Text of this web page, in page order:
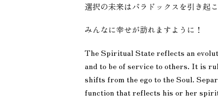
選択の未来はパラドックスを引き起
みんなに幸せが訪れますように！
The Spiritual State reflects an
and to be of service to others. It is
shifts from the ego to the Soul.
function that reflects his or her